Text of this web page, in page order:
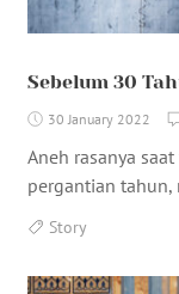
Sebelum 30
30 January 2022
Aneh rasanya
pergantian
Story